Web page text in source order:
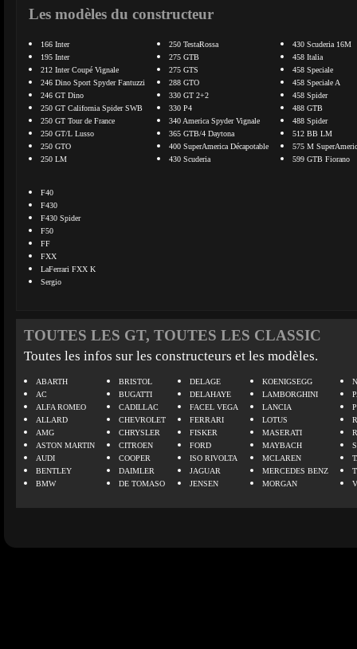
Les modèles du constructeur
166 Inter
195 Inter
212 Inter Coupé Vignale
246 Dino Sport Spyder Fantuzzi
246 GT Dino
250 GT California Spider SWB
250 GT Tour de France
250 GT/L Lusso
250 GTO
250 LM
250 TestaRossa
275 GTB
275 GTS
288 GTO
330 GT 2+2
330 P4
340 America Spyder Vignale
365 GTB/4 Daytona
400 SuperAmerica Décapotable
430 Scuderia
430 Scuderia 16M
458 Italia
458 Speciale
458 Speciale A
458 Spider
488 GTB
488 Spider
512 BB LM
575 M
599 GTB Fiorano
F40
F430
F430 Spider
F50
FF
FXX
LaFerrari FXX K
Sergio
TOUTES LES GT, TOUTES LES CLASSIC
Toutes les infos sur les constructeurs et les modèles.
ABARTH
AC
ALFA ROMEO
ALLARD
AMG
ASTON MARTIN
AUDI
BENTLEY
BMW
BRISTOL
BUGATTI
CADILLAC
CHEVROLET
CHRYSLER
CITROEN
COOPER
DAIMLER
DE TOMASO
DELAGE
DELAHAYE
FACEL VEGA
FERRARI
FISKER
FORD
ISO RIVOLTA
JAGUAR
JENSEN
KOENIGSEGG
LAMBORGHINI
LANCIA
LOTUS
MASERATI
MAYBACH
MCLAREN
MERCEDES BENZ
MORGAN